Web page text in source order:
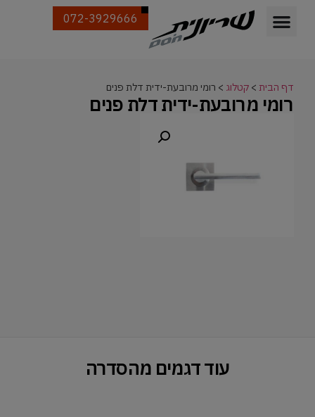
072-3929666
דף הבית > קטלוג > רומי מרובעת-ידית דלת פנים
רומי מרובעת-ידית דלת פנים
עוד דגמים מהסדרה